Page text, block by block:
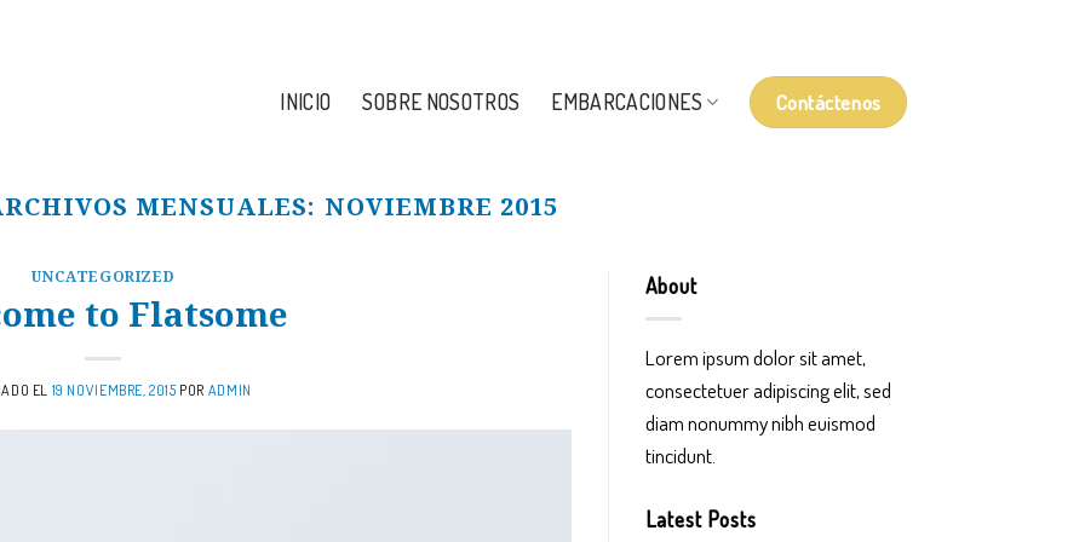
INICIO SOBRE NOSOTROS EMBARCACIONES Contáctenos
MENSUALES: NOVIEMBRE 2015
UNCATEGORIZED
to Flatsome
EL 19 NOVIEMBRE, 2015 POR ADMIN
About
Lorem ipsum dolor sit amet,
consectetuer adipiscing elit, sed
diam nonummy nibh euismod
tincidunt.
Latest Posts